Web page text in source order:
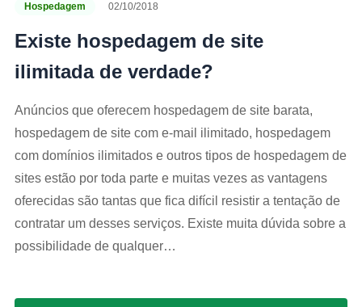
Hospedagem 02/10/2018
Existe hospedagem de site
ilimitada de verdade?
Anúncios que oferecem hospedagem de site barata,
hospedagem de site com e-mail ilimitado, hospedagem
com domínios ilimitados e outros tipos de hospedagem de
sites estão por toda parte e muitas vezes as vantagens
oferecidas são tantas que fica difícil resistir a tentação de
contratar um desses serviços. Existe muita dúvida sobre a
possibilidade de qualquer…